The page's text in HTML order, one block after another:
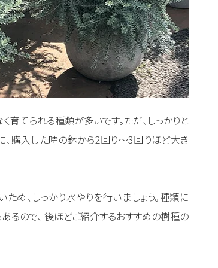
てられる種類が多いです。ただ、しっかりと
購入した時の鉢から2回り〜3回りほど大き
め、しっかり水やりを行いましょう。種類に
るので、 後ほどご紹介するおすすめの樹種の